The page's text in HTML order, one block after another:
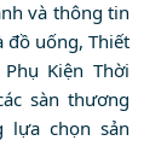
và thông tin
đồ uống, Thiết
Kiện Thời
sàn thương
lựa chọn sản